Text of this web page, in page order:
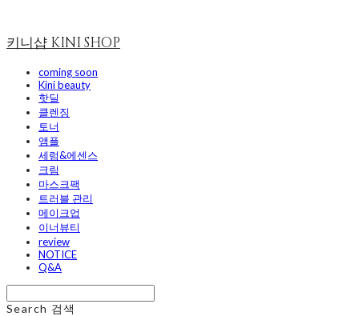
키니샵 KINI SHOP
coming soon
Kini beauty
핫딜
클렌징
토너
앰플
세럼&에센스
크림
마스크팩
트러블 관리
메이크업
이너뷰티
review
NOTICE
Q&A
Search 검색